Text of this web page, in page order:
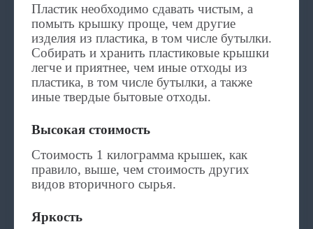
Пластик необходимо сдавать чистым, а
помыть крышку проще, чем другие
изделия из пластика, в том числе бутылки.
Собирать и хранить пластиковые крышки
легче и приятнее, чем иные отходы из
пластика, в том числе бутылки, а также
иные твердые бытовые отходы.
Высокая стоимость
Стоимость 1 килограмма крышек, как
правило, выше, чем стоимость других
видов вторичного сырья.
Яркость